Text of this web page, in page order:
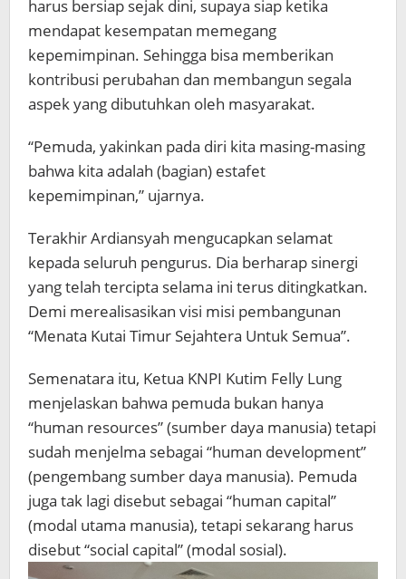
harus bersiap sejak dini, supaya siap ketika
mendapat kesempatan memegang
kepemimpinan. Sehingga bisa memberikan
kontribusi perubahan dan membangun segala
aspek yang dibutuhkan oleh masyarakat.
“Pemuda, yakinkan pada diri kita masing-masing
bahwa kita adalah (bagian) estafet
kepemimpinan,” ujarnya.
Terakhir Ardiansyah mengucapkan selamat
kepada seluruh pengurus. Dia berharap sinergi
yang telah tercipta selama ini terus ditingkatkan.
Demi merealisasikan visi misi pembangunan
“Menata Kutai Timur Sejahtera Untuk Semua”.
Semenatara itu, Ketua KNPI Kutim Felly Lung
menjelaskan bahwa pemuda bukan hanya
“human resources” (sumber daya manusia) tetapi
sudah menjelma sebagai “human development”
(pengembang sumber daya manusia). Pemuda
juga tak lagi disebut sebagai “human capital”
(modal utama manusia), tetapi sekarang harus
disebut “social capital” (modal sosial).